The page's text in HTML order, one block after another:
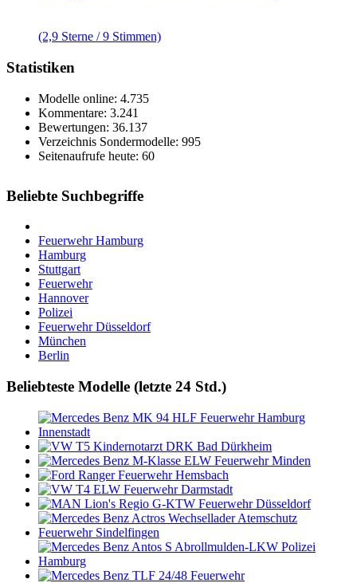
(2,9 Sterne / 9 Stimmen)
Statistiken
Modelle online: 4.735
Kommentare: 3.241
Bewertungen: 36.137
Verzeichnis Sondermodelle: 995
Seitenaufrufe heute: 60
Beliebte Suchbegriffe
Feuerwehr Hamburg
Hamburg
Stuttgart
Feuerwehr
Hannover
Polizei
Feuerwehr Düsseldorf
München
Berlin
Beliebteste Modelle (letzte 24 Std.)